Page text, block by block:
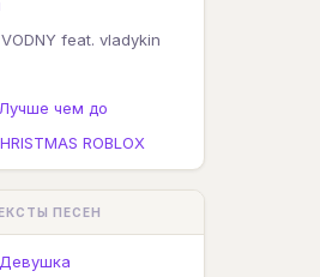
feat. vladykin
Лучше чем до
ROBLOX
ПЕСЕН
Девушка